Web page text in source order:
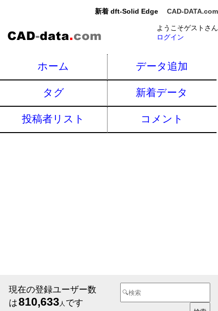
新着 dft-Solid Edge CAD-DATA.com
ようこそゲストさん
ログイン
ホーム データ追加
タグ 新着データ
投稿者リスト コメント
現在の登録ユーザー数
は810,633 人 です